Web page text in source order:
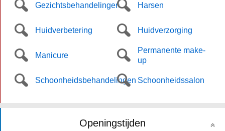
Gezichtsbehandelingen Harsen
Huidverbetering Huidverzorging
Manicure
Permanente make-
up
Schoonheidsbehandelingen Schoonheidssalon
Openingstijden